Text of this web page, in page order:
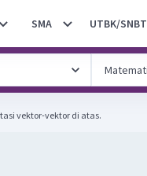
SMA UTBK/SNBT
vektor-vektor di atas.